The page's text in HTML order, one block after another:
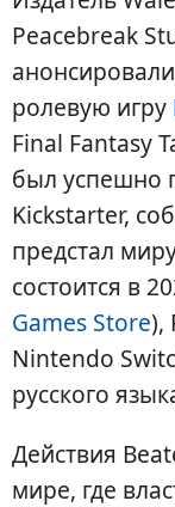
Peacebreak
ролевую игру
Final Fantasy
был успешно
Kickstarter,
предстал
состоится в
Games Store),
Nintendo
русского
Действия
мире, где